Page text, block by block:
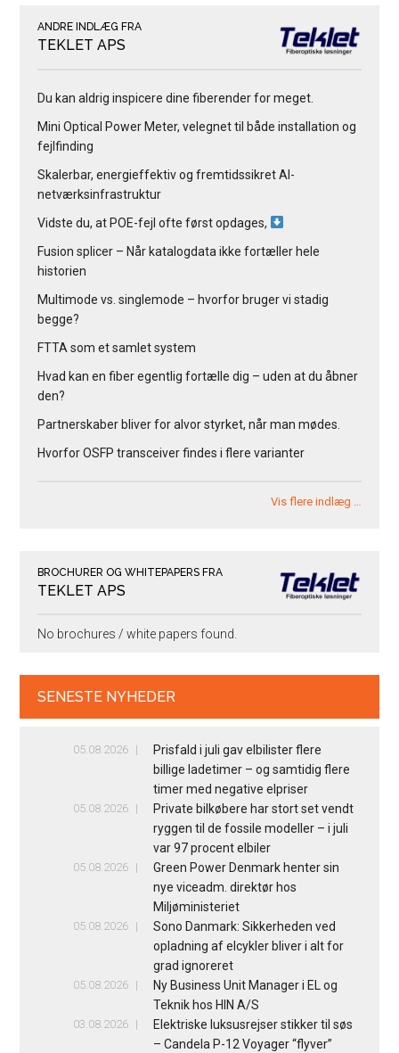
ANDRE INDLÆG FRA
TEKLET APS
Du kan aldrig inspicere dine fiberender for meget.
Mini Optical Power Meter, velegnet til både installation og
fejlfinding
Skalerbar, energieffektiv og fremtidssikret AI-
netværksinfrastruktur
Vidste du, at POE-fejl ofte først opdages,
Fusion splicer – Når katalogdata ikke fortæller hele
historien
Multimode vs. singlemode – hvorfor bruger vi stadig
begge?
FTTA som et samlet system
Hvad kan en fiber egentlig fortælle dig – uden at du åbner
den?
Partnerskaber bliver for alvor styrket, når man mødes.
Hvorfor OSFP transceiver findes i flere varianter
Vis flere indlæg …
BROCHURER OG WHITEPAPERS FRA
TEKLET APS
No brochures / white papers found.
SENESTE NYHEDER
05.08.2026
Prisfald i juli gav elbilister flere
billige ladetimer – og samtidig flere
timer med negative elpriser
05.08.2026
Private bilkøbere har stort set vendt
ryggen til de fossile modeller – i juli
var 97 procent elbiler
05.08.2026
Green Power Denmark henter sin
nye viceadm. direktør hos
Miljøministeriet
05.08.2026
Sono Danmark: Sikkerheden ved
opladning af elcykler bliver i alt for
grad ignoreret
05.08.2026
Ny Business Unit Manager i EL og
Teknik hos HIN A/S
03.08.2026
Elektriske luksusrejser stikker til søs
– Candela P-12 Voyager “flyver”